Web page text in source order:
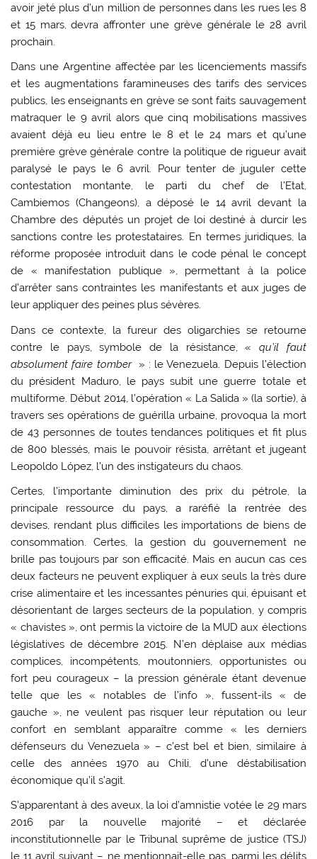
avoir jeté plus d’un million de personnes dans les rues les 8
et 15 mars, devra affronter une grève générale le 28 avril
prochain.
Dans une Argentine affectée par les licenciements massifs
et les augmentations faramineuses des tarifs des services
publics, les enseignants en grève se sont faits sauvagement
matraquer le 9 avril alors que cinq mobilisations massives
avaient déjà eu lieu entre le 8 et le 24 mars et qu’une
première grève générale contre la politique de rigueur avait
paralysé le pays le 6 avril. Pour tenter de juguler cette
contestation montante, le parti du chef de l’Etat,
Cambiemos (Changeons), a déposé le 14 avril devant la
Chambre des députés un projet de loi destiné à durcir les
sanctions contre les protestataires. En termes juridiques, la
réforme proposée introduit dans le code pénal le concept
de « manifestation publique », permettant à la police
d’arrêter sans contraintes les manifestants et aux juges de
leur appliquer des peines plus sévères.
Dans ce contexte, la fureur des oligarchies se retourne
contre le pays, symbole de la résistance, «qu’il faut
absolument faire tomber » : le Venezuela. Depuis l’élection
du président Maduro, le pays subit une guerre totale et
multiforme. Début 2014, l’opération « La Salida » (la sortie), à
travers ses opérations de guérilla urbaine, provoqua la mort
de 43 personnes de toutes tendances politiques et fit plus
de 800 blessés, mais le pouvoir résista, arrêtant et jugeant
Leopoldo López, l’un des instigateurs du chaos.
Certes, l’importante diminution des prix du pétrole, la
principale ressource du pays, a raréfié la rentrée des
devises, rendant plus difficiles les importations de biens de
consommation. Certes, la gestion du gouvernement ne
brille pas toujours par son efficacité. Mais en aucun cas ces
deux facteurs ne peuvent expliquer à eux seuls la très dure
crise alimentaire et les incessantes pénuries qui, épuisant et
désorientant de larges secteurs de la population, y compris
« chavistes », ont permis la victoire de la MUD aux élections
législatives de décembre 2015. N’en déplaise aux médias
complices, incompétents, moutonniers, opportunistes ou
fort peu courageux – la pression générale étant devenue
telle que les « notables de l’info », fussent-ils « de
gauche », ne veulent pas risquer leur réputation ou leur
confort en semblant apparaître comme « les derniers
défenseurs du Venezuela » – c’est bel et bien, similaire à
celle des années 1970 au Chili, d’une déstabilisation
économique qu’il s’agit.
S’apparentant à des aveux, la loi d’amnistie votée le 29 mars
2016 par la nouvelle majorité – et déclarée
inconstitutionnelle par le Tribunal suprême de justice (TSJ)
le 11 avril suivant – ne mentionnait-elle pas, parmi les délits